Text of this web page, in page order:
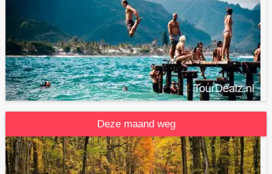
Deze maand weg